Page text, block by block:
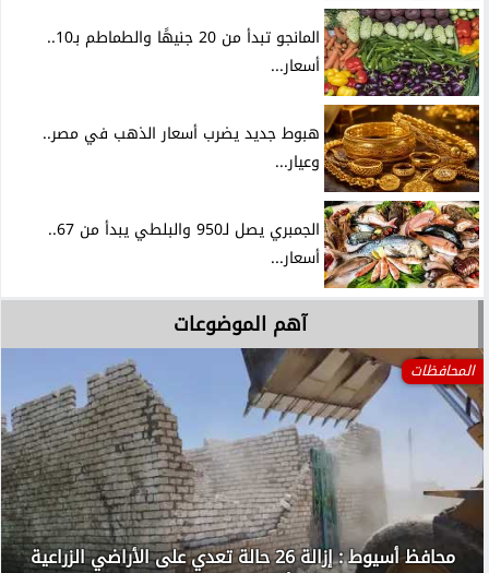
المانجو تبدأ من 20 جنيهًا والطماطم بـ10..
أسعار...
هبوط جديد يضرب أسعار الذهب في مصر..
وعيار...
الجمبري يصل لـ950 والبلطي يبدأ من 67..
أسعار...
آهم الموضوعات
المحافظات
محافظ أسيوط : إزالة 26 حالة تعدي على الأراضي الزراعية